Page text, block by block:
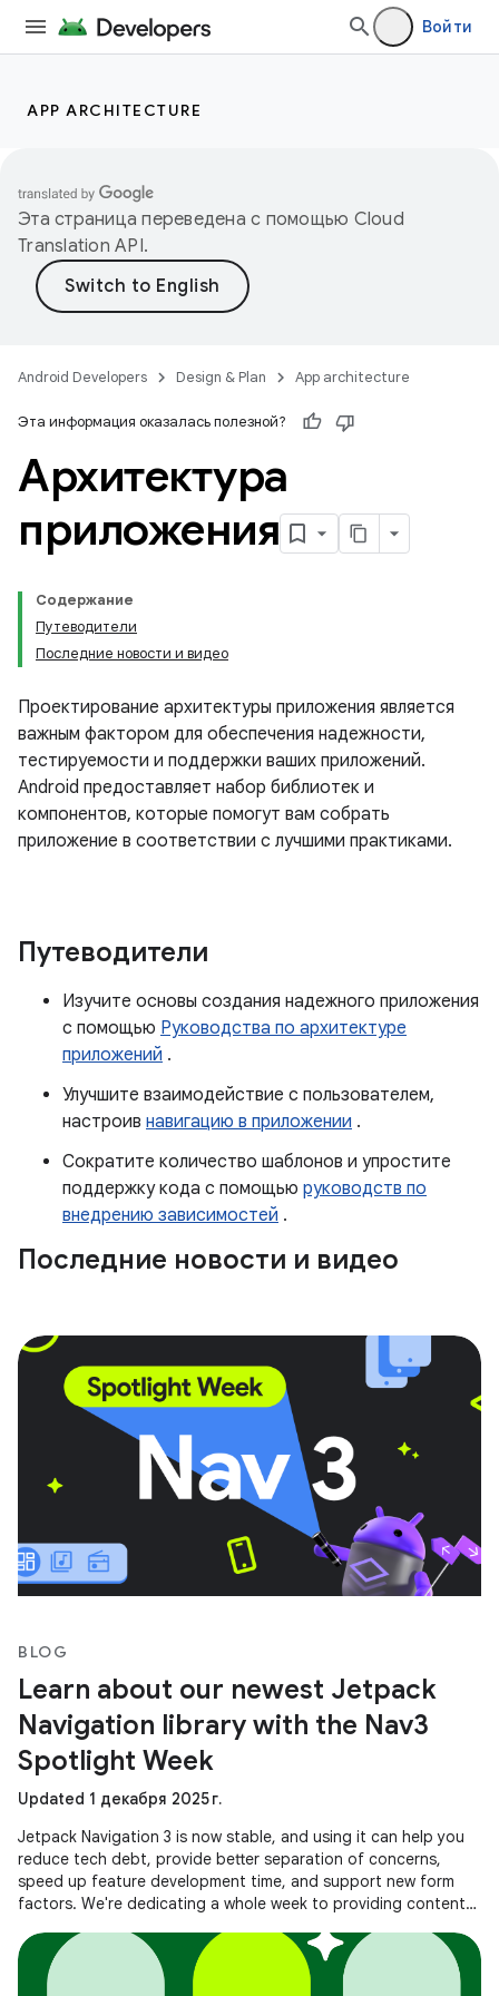
Войти
APP ARCHITECTURE
Эта страница переведена с помощью Cloud
Translation API.
Android Developers Design & Plan App architecture
Эта информация оказалась полезной?
Архитектура
приложения
Содержание
Путеводители
Последние новости и видео
Проектирование архитектуры приложения является
важным фактором для обеспечения надежности,
тестируемости и поддержки ваших приложений.
Android предоставляет набор библиотек и
компонентов, которые помогут вам собрать
приложение в соответствии с лучшими практиками.
Путеводители
Изучите основы создания надежного приложения
с помощью Руководства по архитектуре
приложений .
Улучшите взаимодействие с пользователем,
настроив навигацию в приложении .
Сократите количество шаблонов и упростите
поддержку кода с помощью руководств по
внедрению зависимостей .
Последние новости и видео
BLOG
Learn about our newest Jetpack
Navigation library with the Nav3
Spotlight Week
Updated 1 декабря 2025 г.
Jetpack Navigation 3 is now stable, and using it can help you
reduce tech debt, provide better separation of concerns,
speed up feature development time, and support new form
factors. We're dedicating a whole week to providing content